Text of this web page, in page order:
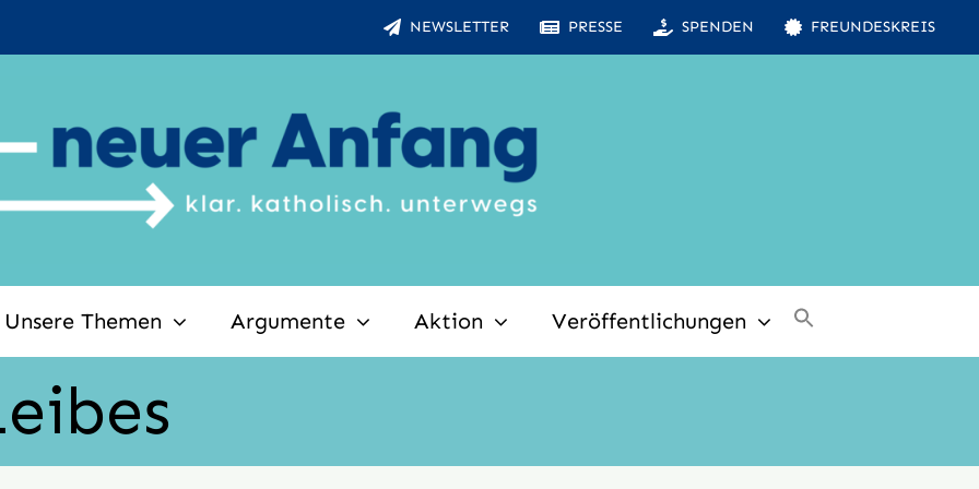
NEWSLETTER PRESSE SPENDEN FREUNDESKREIS
Unsere Themen Argumente Aktion Veröffentlichungen